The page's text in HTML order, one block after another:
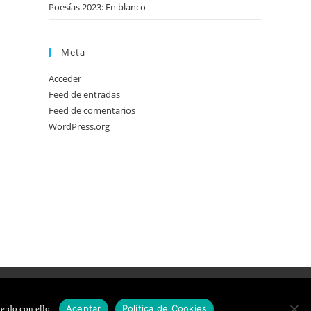
Poesías 2023: En blanco
Meta
Acceder
Feed de entradas
Feed de comentarios
WordPress.org
COOKIES DISEÑO WEB
con ello. Aceptar Política de Cookies